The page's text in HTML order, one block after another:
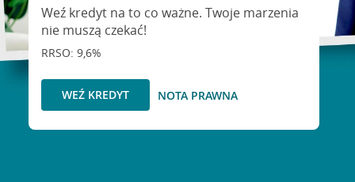
Weź kredyt na to co ważne. Twoje marzenia
nie muszą czekać!
RRSO: 9,6%
WEŹ KREDYT NOTA PRAWNA